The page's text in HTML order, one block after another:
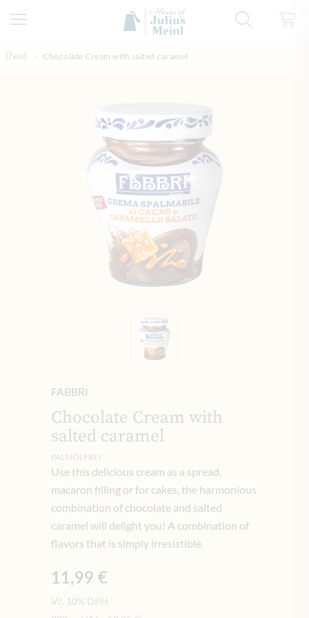
Úvod Chocolate Cream with salted caramel
FABBRI
Chocolate Cream with
salted caramel
PALMÖLFREI
Use this delicious cream as a spread,
macaron filling or for cakes, the harmonious
combination of chocolate and salted
caramel will delight you! A combination of
flavors that is simply irresistible.
11,99 €
Vč. 10% DPH